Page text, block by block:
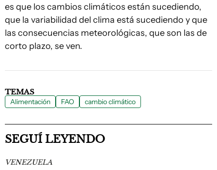
es que los cambios climáticos están sucediendo,
que la variabilidad del clima está sucediendo y que
las consecuencias meteorológicas, que son las de
corto plazo, se ven.
TEMAS
Alimentación FAO cambio climático
SEGUÍ LEYENDO
VENEZUELA